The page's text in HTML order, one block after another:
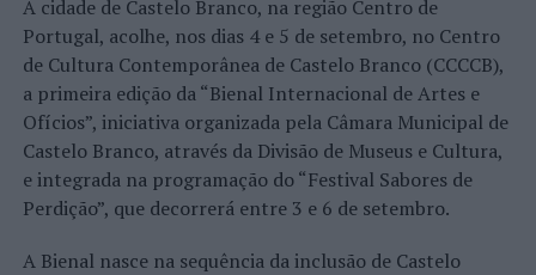
Bandeira, deteve 01 homem, de 34 anos de idade,
desempregado e residente no Porto, apreendendo
Cocaína e Liamba suficientes para cerca de 34 e 02 doses
individuais, respetivamente.
Os detidos vão ser presentes junto das Autoridades
Judiciárias.
Fotos: PSP.
A cidade de Castelo Branco, na região Centro de
Portugal, acolhe, nos dias 4 e 5 de setembro, no Centro
de Cultura Contemporânea de Castelo Branco (CCCCB),
a primeira edição da “Bienal Internacional de Artes e
Ofícios”, iniciativa organizada pela Câmara Municipal de
Castelo Branco, através da Divisão de Museus e Cultura,
e integrada na programação do “Festival Sabores de
Perdição”, que decorrerá entre 3 e 6 de setembro.
A Bienal nasce na sequência da inclusão de Castelo